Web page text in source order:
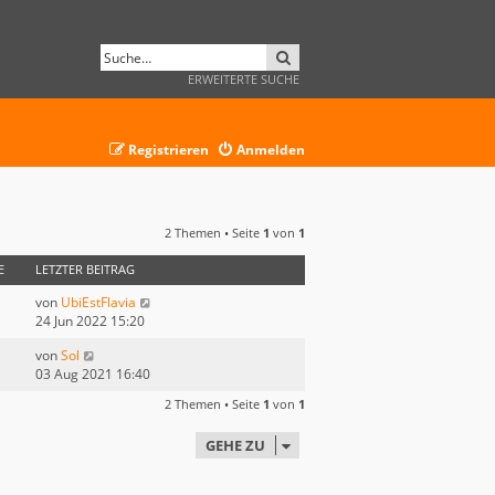
ERWEITERTE SUCHE
Anmelden
Registrieren
2 Themen • Seite 1 von 1
LETZTER BEITRAG
von UbiEstFlavia
24 Jun 2022 15:20
vonSol
03 Aug 2021 16:40
2 Themen • Seite 1 von 1
GEHE ZU